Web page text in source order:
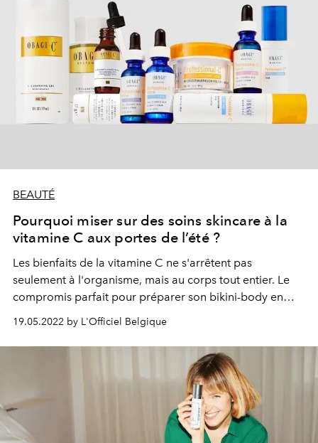
BEAUTÉ
Pourquoi miser sur des soins skincare à la
vitamine C aux portes de l’été ?
Les bienfaits de la vitamine C ne s'arrêtent pas
seulement à l'organisme, mais au corps tout entier. Le
compromis parfait pour préparer son bikini-body en
toute quiétude.
19.05.2022 by L'Officiel Belgique